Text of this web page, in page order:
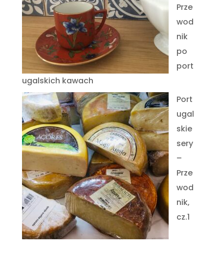
Prze
wod
nik
po
port
ugalskich kawach
Port
ugal
skie
sery
–
Prze
wod
nik,
cz.1